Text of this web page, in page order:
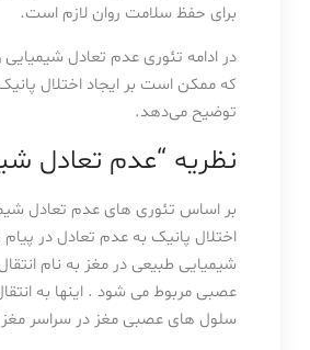
برای حفظ سلامت روان لازم است.
در ادامه تئوری عدم تعادل شیمیایی
که ممکن است بر ایجاد اختلال پانیک
توضیح می‌دهد.
نظریه “عدم تعادل
بر اساس تئوری های عدم تعادل
اختلال پانیک به عدم تعادل در
شیمیایی طبیعی در مغز به نام
عصبی مربوط می شود . اینها به
سلول های عصبی مغز در سراسر